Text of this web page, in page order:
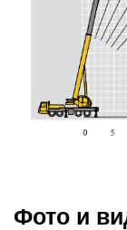
Фото и